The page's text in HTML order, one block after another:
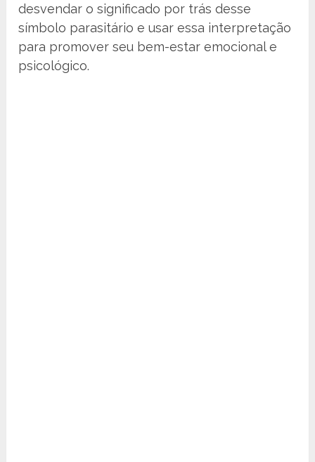
desvendar o significado por trás desse
símbolo parasitário e usar essa interpretação
para promover seu bem-estar emocional e
psicológico.